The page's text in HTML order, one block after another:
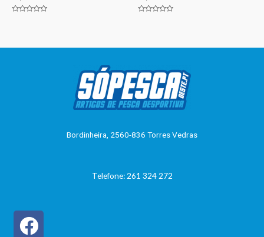
Bordinheira, 2560-836 Torres Vedras
Telefone: 261 324 272